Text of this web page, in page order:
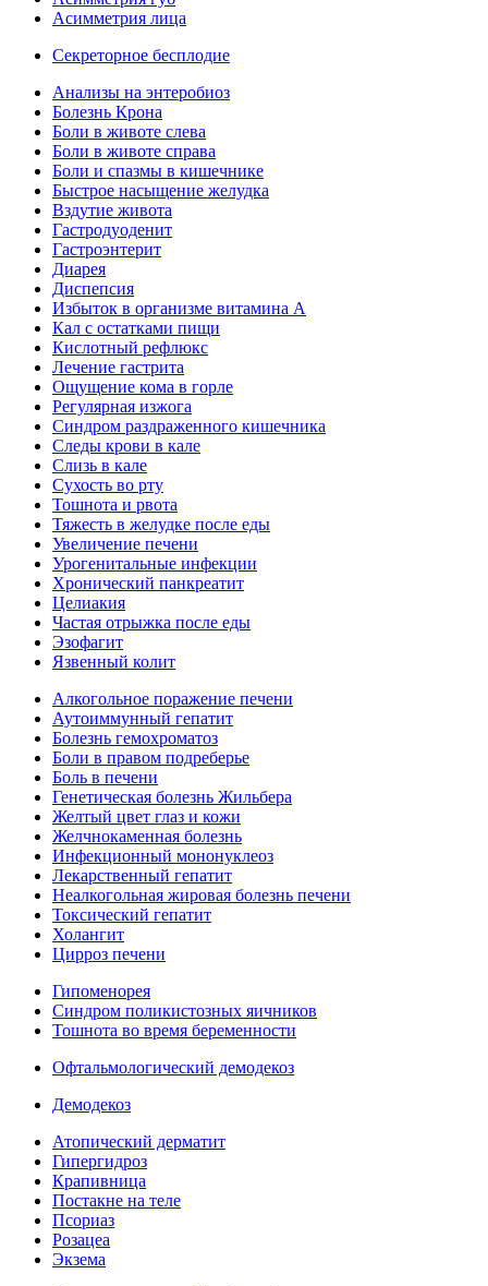
Асимметрия лица
Секреторное бесплодие
Анализы на энтеробиоз
Болезнь Крона
Боли в животе слева
Боли в животе справа
Боли и спазмы в кишечнике
Быстрое насыщение желудка
Вздутие живота
Гастродуоденит
Гастроэнтерит
Диарея
Диспепсия
Избыток в организме витамина А
Кал с остатками пищи
Кислотный рефлюкс
Лечение гастрита
Ощущение кома в горле
Регулярная изжога
Синдром раздраженного кишечника
Следы крови в кале
Слизь в кале
Сухость во рту
Тошнота и рвота
Тяжесть в желудке после еды
Увеличение печени
Урогенитальные инфекции
Хронический панкреатит
Целиакия
Частая отрыжка после еды
Эзофагит
Язвенный колит
Алкогольное поражение печени
Аутоиммунный гепатит
Болезнь гемохроматоз
Боли в правом подреберье
Боль в печени
Генетическая болезнь Жильбера
Желтый цвет глаз и кожи
Желчнокаменная болезнь
Инфекционный мононуклеоз
Лекарственный гепатит
Неалкогольная жировая болезнь печени
Токсический гепатит
Холангит
Цирроз печени
Гипоменорея
Синдром поликистозных яичников
Тошнота во время беременности
Офтальмологический демодекоз
Демодекоз
Атопический дерматит
Гипергидроз
Крапивница
Постакне на теле
Псориаз
Розацеа
Экзема